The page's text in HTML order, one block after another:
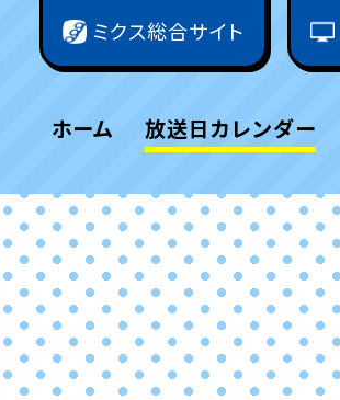
ミクス総合サイト
ホーム 放送日カレンダー